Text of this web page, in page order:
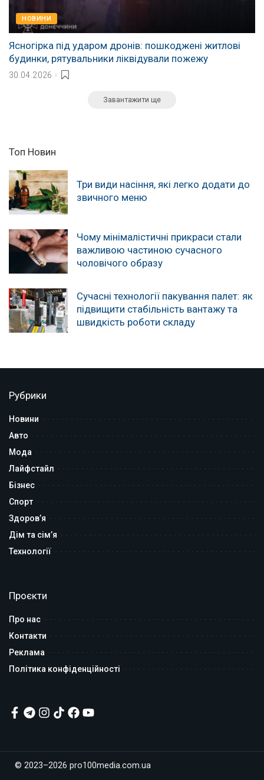
НОВИНИ
Ясногірка під ударом дронів: пошкоджені житлові
будинки, рятувальники ліквідували пожежу
30.04.2026
Завантажити ще
Топ Новин
Три види насіння, які легко додати до
звичного меню
Чому мінімалістичні прикраси стали
важливою частиною сучасного
чоловічого образу
Сучасні технології пакування палет: як
підвищити стабільність вантажу та
швидкість роботи складу
Рубрики
Новини
Авто
Мода
Лайфстайл
Бізнес
Спорт
Здоров’я
Дім та сім’я
Технології
Проєкти
Про нас
Контакти
Реклама
Політика конфіденційності
© 2023–2026 pro100media.com.ua